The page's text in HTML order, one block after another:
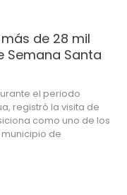
de 28 mil
Semana Santa
el periodo
registró la visita de
como uno de los
de